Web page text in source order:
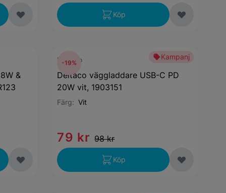
Köp
&
Kampanj
Deltaco
Deltaco väggladdare USB-C PD
20W vit, 1903151
Färg:Vit
79 kr 98 kr
-19%
Köp